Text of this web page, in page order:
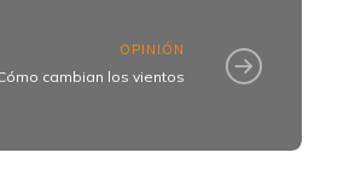
OPINIÓN
cambian los vientos